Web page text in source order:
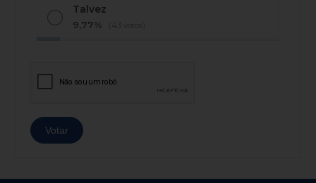
Talvez
9,77% (43 votos)